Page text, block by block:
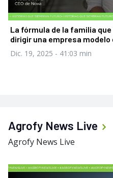
La fórmula de la familia
dirigir una empresa modelo
Dic. 19, 2025 - 41:03 min
Agrofy News Live
Agrofy News Live